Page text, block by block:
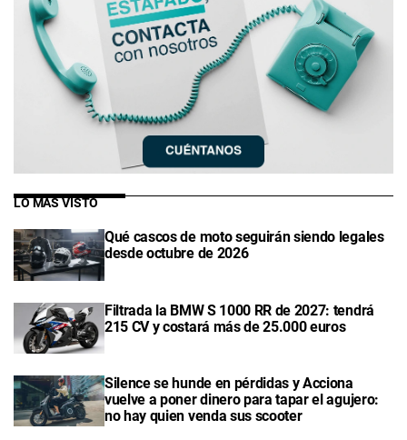
LO MÁS VISTO
Qué cascos de moto seguirán siendo legales
desde octubre de 2026
Filtrada la BMW S 1000 RR de 2027: tendrá
215 CV y costará más de 25.000 euros
Silence se hunde en pérdidas y Acciona
vuelve a poner dinero para tapar el agujero:
no hay quien venda sus scooter